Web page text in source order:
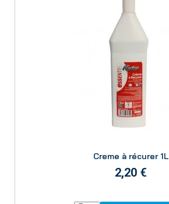
Creme à récurer 1L
2,20 €